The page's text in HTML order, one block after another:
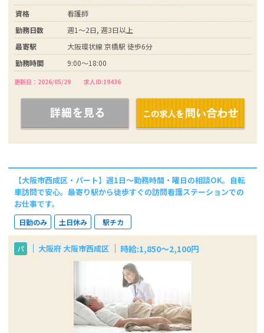
資格
看護師
勤務日数
週1～2日, 週3日以上
最寄駅
大阪環状線 京橋駅 徒歩6分
勤務時間
9:00～18:00
更新日：2026/05/29 求人ID:19436
【大阪市西成区・パート】週1日～勤務時間・曜日の相談OK。自転
車訪問で安心。最寄り駅から徒歩すぐの訪問看護ステーションでの
お仕事です。
日勤のみ 土日休み 駅チカ
パ 大阪府 大阪市西成区 時給:1,850～2,100円